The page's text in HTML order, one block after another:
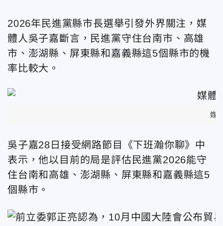
2026年民進黨縣市長選舉引發外界關注，媒
體人吳子嘉斷言，民進黨守住台南市、高雄
市、澎湖縣、屏東縣和嘉義縣這5個縣市的機
率比較大。
媒
吳子嘉28日接受網路節目《下班瀚你聊》中
表示，他以目前的局是評估民進黨2026能守
住台南和高雄、澎湖縣、屏東縣和嘉義縣這5
個縣市。